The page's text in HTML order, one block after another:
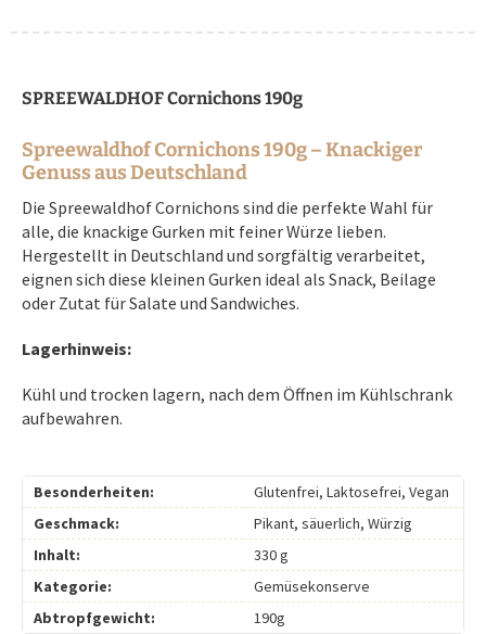
SPREEWALDHOF Cornichons 190g
Spreewaldhof Cornichons 190g – Knackiger
Genuss aus Deutschland
Die Spreewaldhof Cornichons sind die perfekte Wahl für
alle, die knackige Gurken mit feiner Würze lieben.
Hergestellt in Deutschland und sorgfältig verarbeitet,
eignen sich diese kleinen Gurken ideal als Snack, Beilage
oder Zutat für Salate und Sandwiches.
Lagerhinweis:
Kühl und trocken lagern, nach dem Öffnen im Kühlschrank
aufbewahren.
Besonderheiten:
Glutenfrei, Laktosefrei, Vegan
Geschmack:
Pikant, säuerlich, Würzig
Inhalt:
330 g
Kategorie:
Gemüsekonserve
Abtropfgewicht:
190g